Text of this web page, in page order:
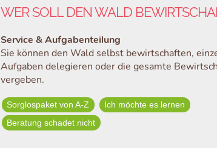
WER SOLL DEN WALD
Service & Aufgabenteilung
Sie können den Wald selbst bewirtschaften,
Aufgaben delegieren oder die gesamte
vergeben.
Sorglospaket von A-Z
Ich möchte es lernen
Beratung schadet nicht